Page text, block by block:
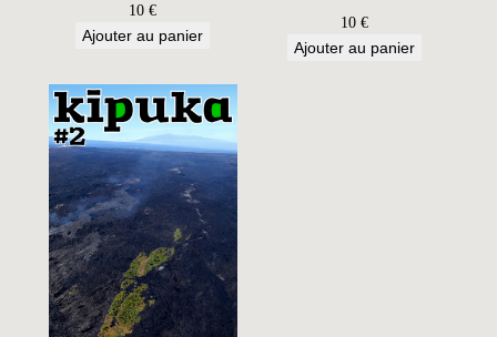
10€
Ajouter au panier
10 €
Ajouter au panier